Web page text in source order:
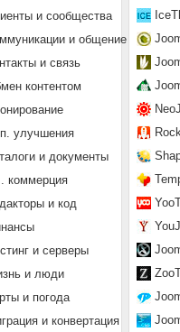
и сообщества
и общение
и связь
контентом
улучшения
и документы
коммерция
и код
и серверы
и люди
и погода
и конвертация